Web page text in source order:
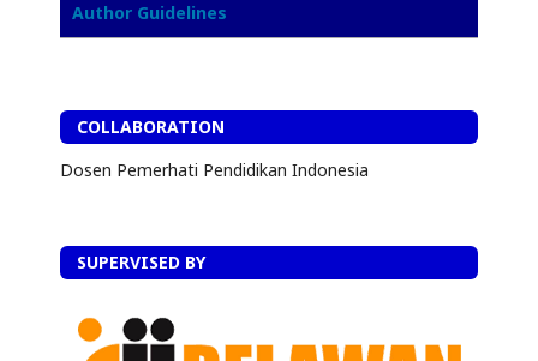
Author Guidelines
COLLABORATION
Dosen Pemerhati Pendidikan Indonesia
SUPERVISED BY